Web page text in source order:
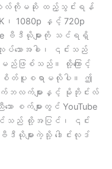
ဝဲလ်ကိုမဆို ထည့်သွင်းရန်
1080p နှင့် 720p
ဗီဒီယိုများကို သင်ရရှိ
သောအခါ၊ ၎င်းသည်
းမည်ဖြစ်သည်။ ထို့ကြောင့်
န် စိတ်ပူစရာမလိုပါ။ ဤ
က်ဘလက်များနှင့် မိုဘိုင်းလ်
စက်များတွင် YouTube
ပ်နိုင်သည် ထို့အပြင်၊ ၎င်း
များကဲ့သို့ ဒေါင်းလုဒ်